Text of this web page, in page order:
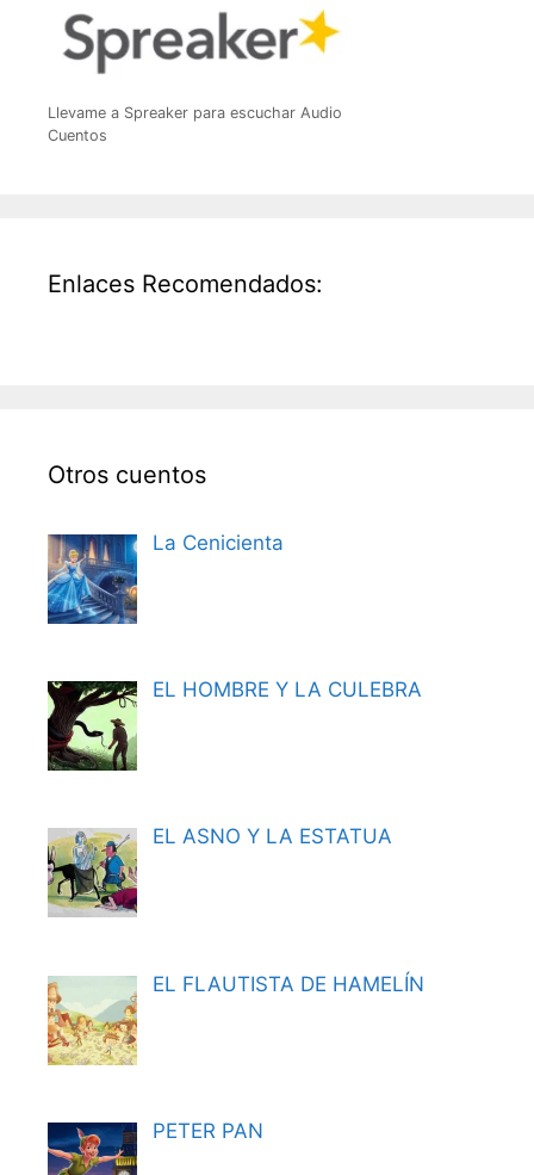
Llevame a Spreaker para escuchar Audio
Cuentos
Enlaces Recomendados:
Otros cuentos
La Cenicienta
EL HOMBRE Y LA CULEBRA
EL ASNO Y LA ESTATUA
EL FLAUTISTA DE HAMELÍN
PETER PAN